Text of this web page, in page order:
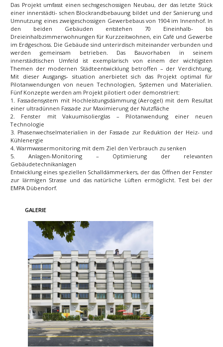
Das Projekt umfasst einen sechsgeschossigen Neubau, der das letzte Stück
einer innerstädti- schen Blockrandbebauung bildet und der Sanierung und
Umnutzung eines zweigeschossigen Gewerbebaus von 1904 im Innenhof. In
den beiden Gebäuden entstehen 70 Eineinhalb- bis
Dreieinhalbzimmerwohnungen für Kurzzeitwohnen, ein Café und Gewerbe
im Erdgeschoss. Die Gebäude sind unterirdisch miteinander verbunden und
werden gemeinsam betrieben. Das Bauvorhaben in seinem
innerstädtischen Umfeld ist exemplarisch von einem der wichtigsten
Themen der modernen Städteentwicklung betroffen – der Verdichtung.
Mit dieser Ausgangs- situation anerbietet sich das Projekt optimal für
Pilotanwendungen von neuen Technologien, Systemen und Materialien.
Fünf Konzepte werden am Projekt pilotiert oder demonstriert:
1. Fassadensystem mit Hochleistungsdämmung (Aerogel) mit dem Resultat
einer ultradünnen Fassade zur Maximierung der Nutzfläche
2. Fenster mit Vakuumisolierglas – Pilotanwendung einer neuen
Technologie
3. Phasenwechselmaterialien in der Fassade zur Reduktion der Heiz- und
Kühlenergie
4. Warmwassermonitoring mit dem Ziel den Verbrauch zu senken
5. Anlagen-Monitoring – Optimierung der relevanten
Gebäudetechnikanlagen
Entwicklung eines speziellen Schalldämmerkers, der das Öffnen der Fenster
zur lärmigen Strasse und das natürliche Lüften ermöglicht. Test bei der
EMPA Dübendorf.
GALERIE